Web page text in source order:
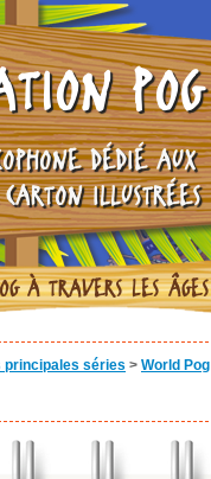
POG
DÉDIÉ AUX
ILLUSTRÉES
À TRAVERS LES ÂGES
principales séries > World